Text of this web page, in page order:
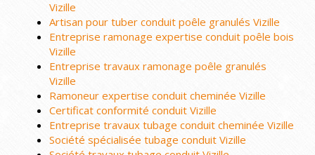
Vizille
Artisan pour tuber conduit poêle granulés Vizille
Entreprise ramonage expertise conduit poêle bois
Vizille
Entreprise travaux ramonage poêle granulés
Vizille
Ramoneur expertise conduit cheminée Vizille
Certificat conformité conduit Vizille
Entreprise travaux tubage conduit cheminée Vizille
Société spécialisée tubage conduit Vizille